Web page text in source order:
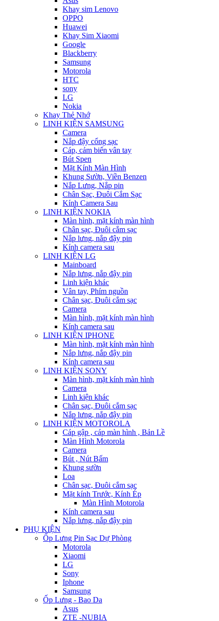
Khay sim Lenovo
OPPO
Huawei
Khay Sim Xiaomi
Google
Blackberry
Samsung
Motorola
HTC
sony
LG
Nokia
Khay Thẻ Nhớ
LINH KIỆN SAMSUNG
Camera
Nắp đậy cổng sạc
Cáp, cảm biến vân tay
Bút Spen
Mặt Kính Màn Hình
Khung Sườn, Viền Benzen
Nắp Lưng, Nắp pin
Chân Sạc, Đuôi Cắm Sạc
Kính Camera Sau
LINH KIỆN NOKIA
Màn hình, mặt kính màn hình
Chân sạc, Đuôi cắm sạc
Nắp lưng, nắp đậy pin
Kính camera sau
LINH KIỆN LG
Mainboard
Nắp lưng, nắp đậy pin
Linh kiện khác
Vân tay, Phím nguồn
Chân sạc, Đuôi cắm sạc
Camera
Màn hình, mặt kính màn hình
Kính camera sau
LINH KIỆN IPHONE
Màn hình, mặt kính màn hình
Nắp lưng, nắp đậy pin
Kính camera sau
LINH KIỆN SONY
Màn hình, mặt kính màn hình
Camera
Linh kiện khác
Chân sạc, Đuôi cắm sạc
Nắp lưng, nắp đậy pin
LINH KIỆN MOTOROLA
Cáp gập , cáp màn hình , Bản Lề
Màn Hình Motorola
Camera
Bút , Nút Bấm
Khung sườn
Loa
Chân sạc, Đuôi cắm sạc
Mặt kính Trước, Kính Ép
Màn Hình Motorola
Kính camera sau
Nắp lưng, nắp đậy pin
PHỤ KIỆN
Ốp Lưng Pin Sạc Dự Phòng
Motorola
Xiaomi
LG
Sony
Iphone
Samsung
Ốp Lưng - Bao Da
Asus
ZTE -NUBIA